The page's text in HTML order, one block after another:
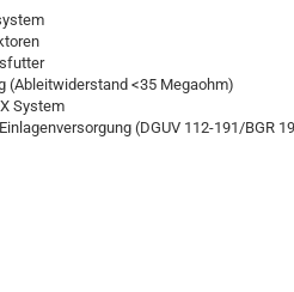
(Ableitwiderstand <35 Megaohm)
System
(DGUV 112-191/BGR